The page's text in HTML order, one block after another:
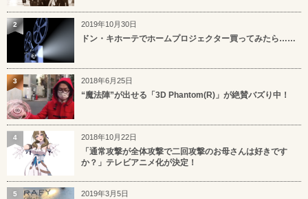
2019年10月30日
ドン・キホーテでホームプロジェクター買ってみたら……
2
2018年6月25日
“魔法陣”が出せる「3D Phantom(R)」が絶賛バズり中！
3
2018年10月22日
「通常攻撃が全体攻撃で二回攻撃のお母さんは好きです
か？」テレビアニメ化が決定！
4
2019年3月5日
5